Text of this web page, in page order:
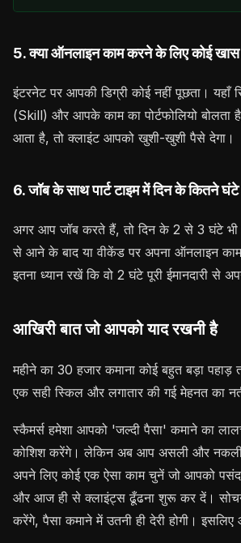
5. क्या ऑनलाइन काम करने के लिए कोई खास
इंटरनेट पर आपकी डिग्री कोई नहीं पूछता। यहाँ
(Skill) और आपके काम का पोर्टफोलियो
आता है, तो क्लाइंट आपको खुशी-खुशी पैसे देगा।
6. जॉब के साथ पार्ट टाइम में दिन के कितने
अगर आप जॉब करते हैं, तो दिन के 2 से 3 घंटे
से आने के बाद या वीकेंड पर अपना ऑनलाइन
इतना ध्यान रखें कि वो 2 घंटे पूरी ईमानदारी से
आखिरी बात जो आपको याद रखनी है
महीने का 30 हजार कमाना कोई बहुत बड़ा पहाड़
एक सही स्किल और लगातार की गई मेहनत का
स्कैमर्स हमेशा आपको 'जल्दी पैसा' कमाने का
कोशिश करेंगे। लेकिन अब आप असली और
अपने लिए कोई एक ऐसा काम चुनें जो आपको
और आज ही से क्लाइंट्स ढूँढना शुरू कर दें। सोचने
करेंगे, पैसा कमाने में उतनी ही देरी होगी।